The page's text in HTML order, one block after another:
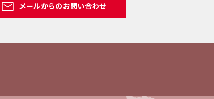
メールからのお問い合わせ